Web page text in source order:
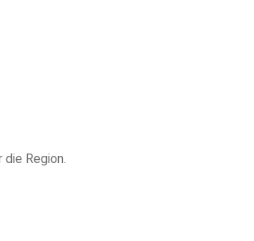
Region.